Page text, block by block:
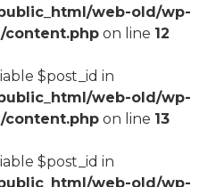
web-old/wp-
content.php on line 12
$post_id in
web-old/wp-
content.php on line 13
$post_id in
web-old/wp-